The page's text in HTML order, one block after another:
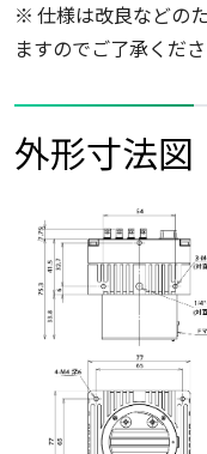
※ 仕様は改良などの
ますのでご了承くださ
外形寸法図